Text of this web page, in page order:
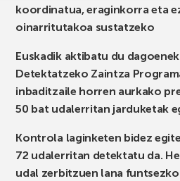
koordinatua, eraginkorra eta
oinarritutakoa sustatzeko
Euskadik aktibatu du
Detektatzeko Zaintza
inbaditzaile horren aurkako
50 bat udalerritan jarduketak
Kontrola laginketen bidez
72 udalerritan detektatu da.
udal zerbitzuen lana